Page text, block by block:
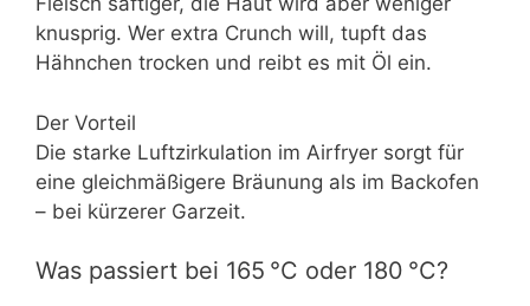
knusprig. Wer extra Crunch will, tupft das
Hähnchen trocken und reibt es mit Öl ein.
Der Vorteil
Die starke Luftzirkulation im Airfryer sorgt für
eine gleichmäßigere Bräunung als im Backofen
– bei kürzerer Garzeit.
Was passiert bei 165 °C oder 180 °C?